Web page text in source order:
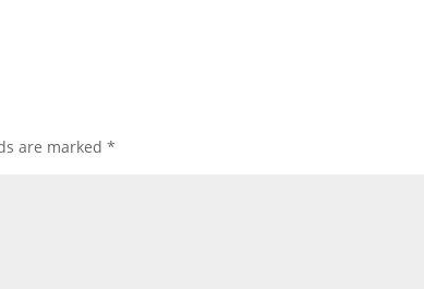
are marked*